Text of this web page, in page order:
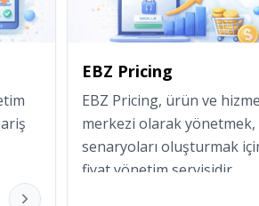
EBZ Pricing
EBZ Pricing, ürün ve
merkezi olarak
senaryoları oluşturmak
fiyat yönetim servisidir.